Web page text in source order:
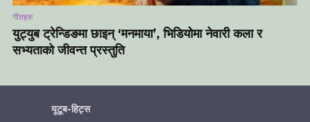
गीतहरु
युट्युब ट्रेन्डिङमा छाइन् ‘मनमाया’, भिडियोमा नेवारी कला र
सभ्यताको जीवन्त प्रस्तुति
यूटूब-हिट्स